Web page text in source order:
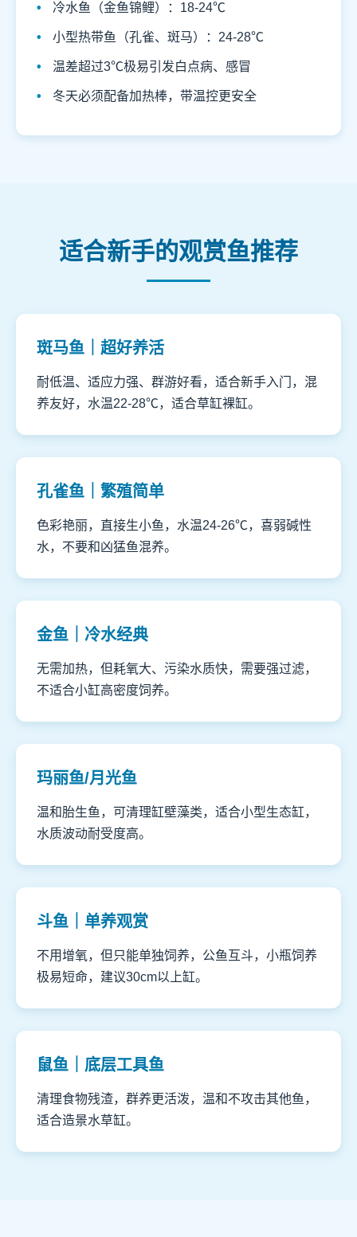
冷水鱼（金鱼锦鲤）：18-24℃
小型热带鱼（孔雀、斑马）：24-28℃
温差超过3℃极易引发白点病、感冒
冬天必须配备加热棒，带温控更安全
适合新手的观赏鱼推荐
斑马鱼｜超好养活
耐低温、适应力强、群游好看，适合新手入门，混
养友好，水温22-28℃，适合草缸裸缸。
孔雀鱼｜繁殖简单
色彩艳丽，直接生小鱼，水温24-26℃，喜弱碱性
水，不要和凶猛鱼混养。
金鱼｜冷水经典
无需加热，但耗氧大、污染水质快，需要强过滤，
不适合小缸高密度饲养。
玛丽鱼/月光鱼
温和胎生鱼，可清理缸壁藻类，适合小型生态缸，
水质波动耐受度高。
斗鱼｜单养观赏
不用增氧，但只能单独饲养，公鱼互斗，小瓶饲养
极易短命，建议30cm以上缸。
鼠鱼｜底层工具鱼
清理食物残渣，群养更活泼，温和不攻击其他鱼，
适合造景水草缸。